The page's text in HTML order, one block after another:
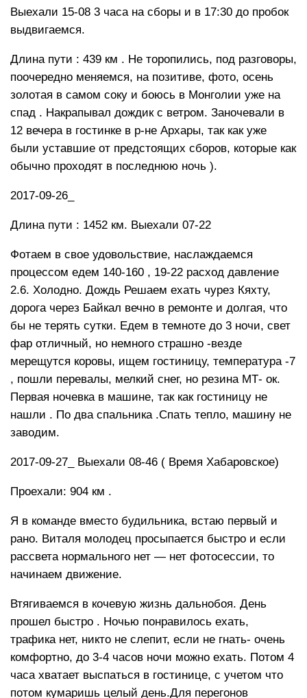
Выехали 15-08 3 часа на сборы и в 17:30 до пробок
выдвигаемся.
Длина пути : 439 км . Не торопились, под разговоры,
поочередно меняемся, на позитиве, фото, осень
золотая в самом соку и боюсь в Монголии уже на
спад . Накрапывал дождик с ветром. Заночевали в
12 вечера в гостинке в р-не Архары, так как уже
были уставшие от предстоящих сборов, которые как
обычно проходят в последнюю ночь ).
2017-09-26_
Длина пути : 1452 км. Выехали 07-22
Фотаем в свое удовольствие, наслаждаемся
процессом едем 140-160 , 19-22 расход давление
2.6. Холодно. Дождь Решаем ехать чурез Кяхту,
дорога через Байкал вечно в ремонте и долгая, что
бы не терять сутки. Едем в темноте до 3 ночи, свет
фар отличный, но немного страшно -везде
мерещутся коровы, ищем гостиницу, температура -7
, пошли перевалы, мелкий снег, но резина МТ- ок.
Первая ночевка в машине, так как гостиницу не
нашли . По два спальника .Спать тепло, машину не
заводим.
2017-09-27_ Выехали 08-46 ( Время Хабаровское)
Проехали: 904 км .
Я в команде вместо будильника, встаю первый и
рано. Виталя молодец просыпается быстро и если
рассвета нормального нет — нет фотосессии, то
начинаем движение.
Втягиваемся в кочевую жизнь дальнобоя. День
прошел быстро . Ночью понравилось ехать,
трафика нет, никто не слепит, если не гнать- очень
комфортно, до 3-4 часов ночи можно ехать. Потом 4
часа хватает выспаться в гостинице, с учетом что
потом кумаришь целый день.Для перегонов